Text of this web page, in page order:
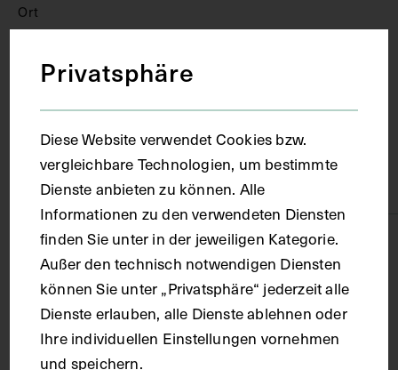
Ort
Wien
Papier
Technik
Lichtdruck
Maße
Privatsphäre
Diese Website verwendet Cookies bzw.
vergleichbare Technologien, um bestimmte
Dienste anbieten zu können. Alle
Informationen zu den verwendeten Diensten
finden Sie unter in der jeweiligen Kategorie.
Außer den technisch notwendigen Diensten
können Sie unter „Privatsphäre“ jederzeit alle
Dienste erlauben, alle Dienste ablehnen oder
Ihre individuellen Einstellungen vornehmen
und speichern.